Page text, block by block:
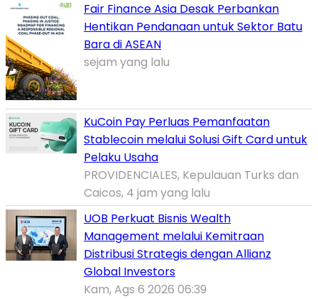
Fair Finance Asia Desak Perbankan
Hentikan Pendanaan untuk Sektor Batu
Bara di ASEAN
sejam yang lalu
KuCoin Pay Perluas Pemanfaatan
Stablecoin melalui Solusi Gift Card untuk
Pelaku Usaha
PROVIDENCIALES, Kepulauan Turks dan
Caicos, 4 jam yang lalu
UOB Perkuat Bisnis Wealth
Management melalui Kemitraan
Distribusi Strategis dengan Allianz
Global Investors
Kam, Ags 6 2026 06:39